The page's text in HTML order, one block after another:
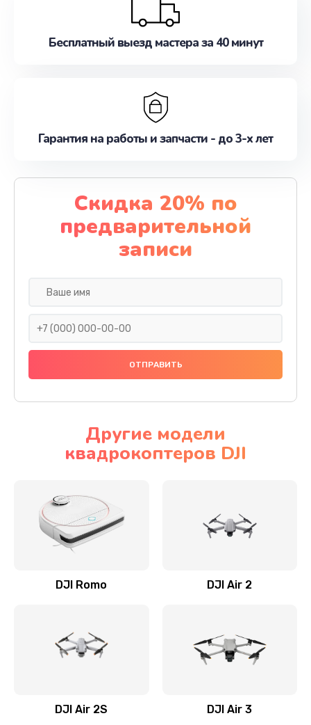
Бесплатный выезд мастера за 40 минут
Гарантия на работы и запчасти - до 3-х лет
Скидка 20% по
предварительной
записи
Другие модели
квадрокоптеров DJI
DJI Romo DJI Air 2
DJI Air 2S DJI Air 3